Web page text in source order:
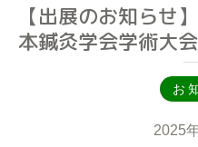
【出展のお知らせ
本鍼灸学会学術大
お
2025